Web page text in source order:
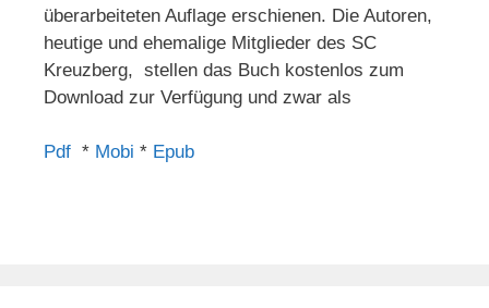
überarbeiteten Auflage erschienen. Die Autoren,
heutige und ehemalige Mitglieder des SC
Kreuzberg, stellen das Buch kostenlos zum
Download zur Verfügung und zwar als
Pdf * Mobi * Epub